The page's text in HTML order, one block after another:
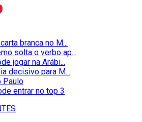
branca no M...
solta o verbo ap...
jogar na Arábi...
decisivo para M...
Paulo
entrar no top 3